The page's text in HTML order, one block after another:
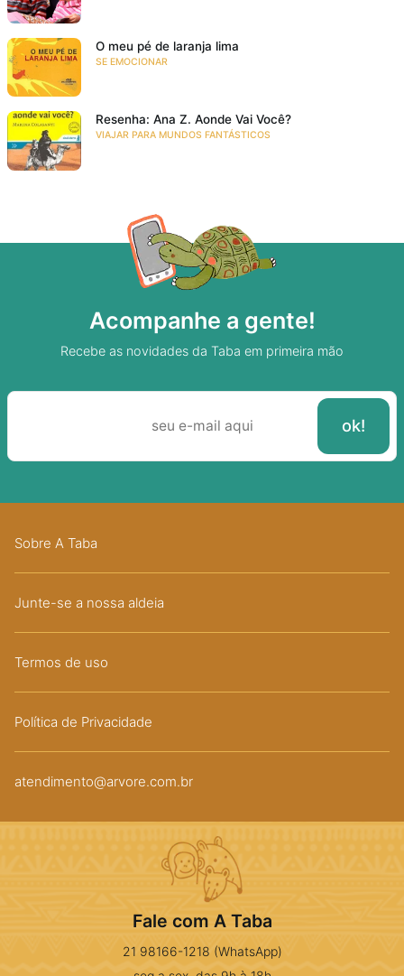
O meu pé de laranja lima
SE EMOCIONAR
Resenha: Ana Z. Aonde Vai Você?
VIAJAR PARA MUNDOS FANTÁSTICOS
Acompanhe a gente!
Recebe as novidades da Taba em primeira mão
Sobre A Taba
Junte-se a nossa aldeia
Termos de uso
Política de Privacidade
atendimento@arvore.com.br
Fale com A Taba
21 98166-1218 (WhatsApp)